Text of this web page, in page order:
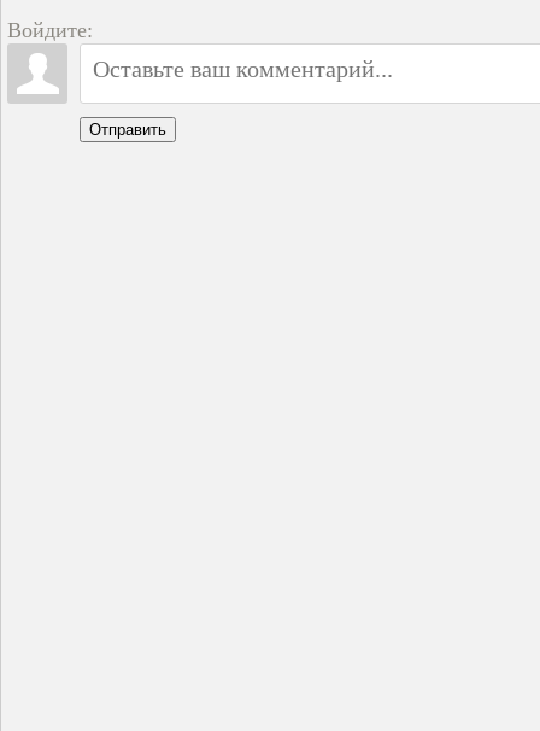
Войдите:
Отправить